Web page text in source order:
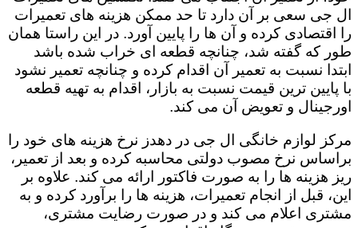
ال جی سعی بر آن دارد تا حد ممکن هزینه های تعمیرات
را اقتصادی کرده و آن ها را پایین آورد. در این راستا همان
طور که گفته شد، چنانچه قطعه ای خراب شده باشد
ابتدا نسبت به تعمیر آن اقدام کرده و چنانچه تعمیر نشود
با پایین ترین قیمت نسبت به بازار، اقدام به تهیه قطعه
اورجینال و تعویض آن می کند.
مرکز لوازم خانگی ال جی در دهدز نرخ هزینه های خود را
براساس نرخ مصوب دولتی محاسبه کرده و بعد از تعمیر،
ریز هزینه ها را به صورت فاکتور ارائه می کند. علاوه بر
این، قبل از انجام تعمیرات، هزینه ها را برآورد کرده و به
مشتری اعلام می کند و در صورت رضایت مشتری،